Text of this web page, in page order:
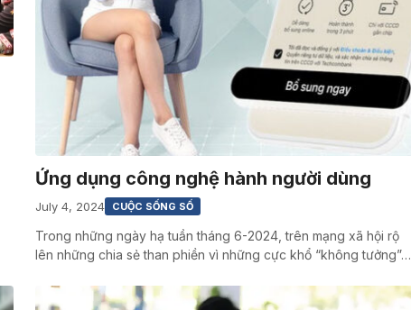
Ứng dụng công nghệ hành người dùng
July 4, 2024 CUỘC SỐNG SỐ
Trong những ngày hạ tuần tháng 6-2024, trên mạng xã hội rộ
lên những chia sẻ than phiền vì những cực khổ “không tưởng”…